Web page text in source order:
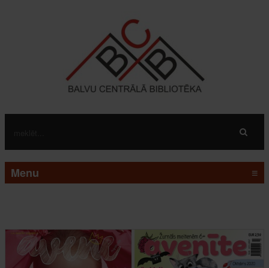
Menu ≡